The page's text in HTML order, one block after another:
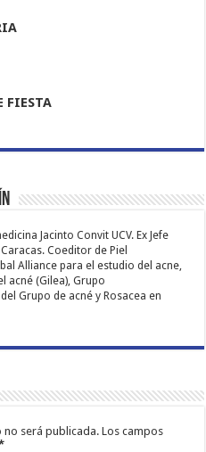
FIESTA
Jacinto Convit UCV. Ex Jefe
Coeditor de Piel
Alliance para el estudio del acne,
acné (Gilea), Grupo
Grupo de acné y Rosacea en
no será publicada. Los campos